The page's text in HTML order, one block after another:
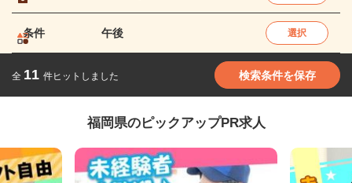
条件 午後 選択
全 11 件ヒットしました 検索条件を保存
福岡県のピックアップPR求人